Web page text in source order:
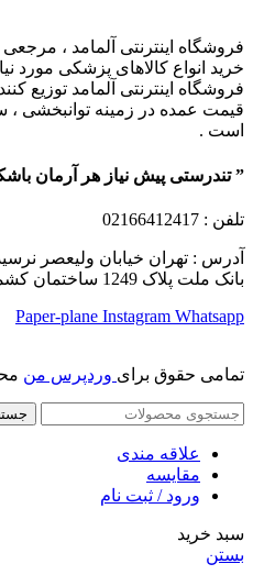
فروشگاه اینترنتی آلمامد ،
خرید انواع کالاهای پزشکی مورد
فروشگاه اینترنتی آلمامد توزیع
قیمت عمده در زمینه توانبخشی
است .
” تندرستی پیش نیاز هر آرمان
تلفن : 02166412417
آدرس : تهران خیابان ولیعصر
بانک ملت پلاک 1249 ساختمان کشمیر طبقه سوم واحد 2
Paper-plane Instagram Whatsapp
تمامی حقوق برای وردپرس من
علاقه مندی
مقایسه
ورود / ثبت نام
سبد خرید
بستن